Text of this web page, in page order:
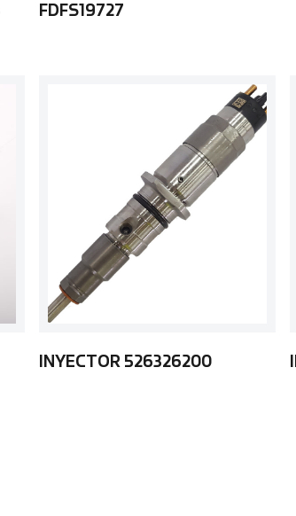
FDFS19727
INYECTOR 526326200